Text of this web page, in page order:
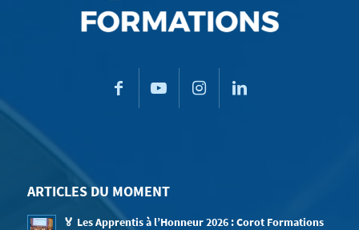
ARTICLES DU MOMENT
🏅 Les Apprentis à l’Honneur 2026 : Corot Formations